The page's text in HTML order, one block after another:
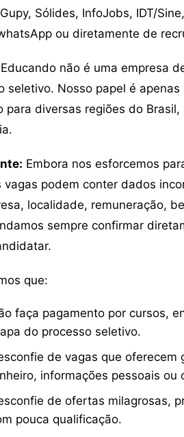
Sólides, InfoJobs, IDT/
ou diretamente de
não é uma empresa
seletivo. Nosso papel é
para diversas regiões do
Embora nos esforcemos
vagas podem conter dados
localidade, remuneração,
sempre confirmar
que:
faça pagamento por cursos,
do processo seletivo.
de vagas que
informações pessoais ou
de ofertas milagrosas,
pouca qualificação.